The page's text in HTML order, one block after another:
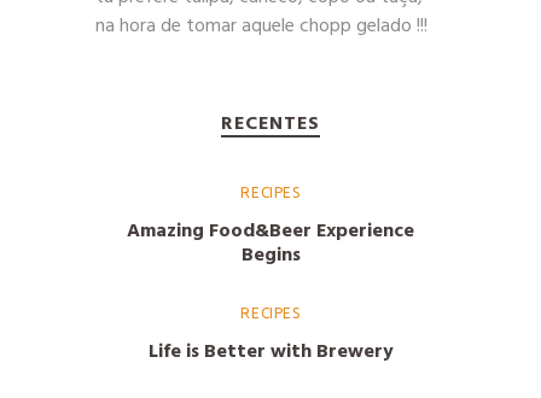
na hora de tomar aquele chopp gelado !!!
RECENTES
RECIPES
Amazing Food&Beer Experience
Begins
RECIPES
Life is Better with Brewery